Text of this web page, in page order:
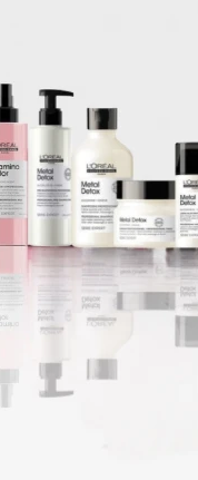
lentes de
de
geles de
sensibles,
cremas BB y
para piel
que se encuentran